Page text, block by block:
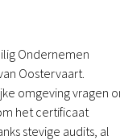
Ondernemen
Oostervaart.
omgeving vragen
het certificaat
stevige audits, al